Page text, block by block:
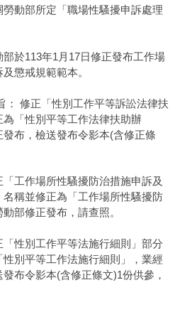
勞動部所定「職場性騷擾申訴處理
部於113年1月17日修正發布工作場
懲戒規範範本。
： 修正「性別工作平等訴訟法律扶
為「性別平等工作法律扶助辦
布，檢送發布令影本(含修正條
「工作場所性騷擾防治措施申訴及
稱並修正為「工作場所性騷擾防
部修正發布，請查照。
「性別工作平等法施行細則」部分
別平等工作法施行細則」，業經
布令影本(含修正條文)1份供參，